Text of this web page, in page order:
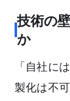
技術の
か
「自社に
製化は不